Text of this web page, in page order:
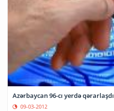
Azərbaycan 96-cı yerdə qərarlaşdı
09-03-2012